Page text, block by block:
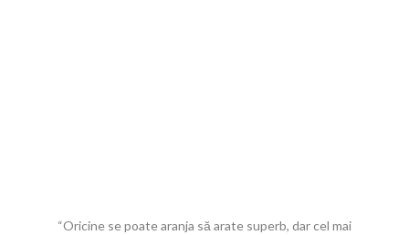
“Oricine se poate aranja să arate superb, dar cel mai